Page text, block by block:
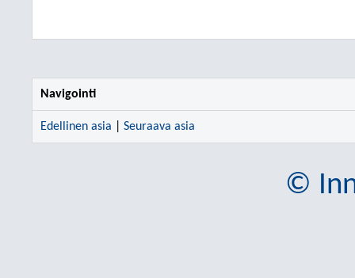
Navigointi
Edellinen asia Seuraava asia
©